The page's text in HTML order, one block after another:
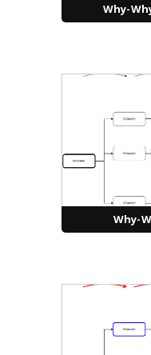
Why-
Why-